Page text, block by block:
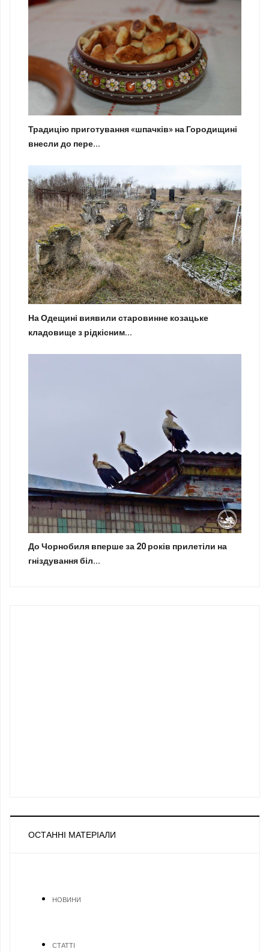
Традицію приготування «шпачків» на Городищині
внесли до пере...
На Одещині виявили старовинне козацьке
кладовище з рідкісним...
До Чорнобиля вперше за 20 років прилетіли на
гніздування біл...
ОСТАННІ МАТЕРІАЛИ
НОВИНИ
СТАТТІ